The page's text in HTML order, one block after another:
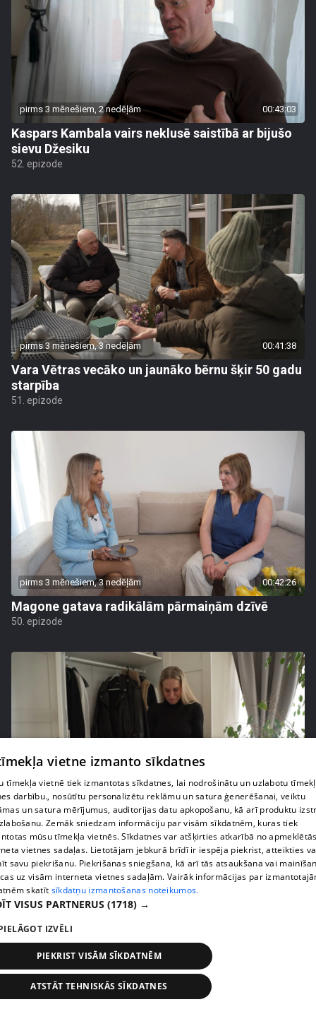
pirms 3 mēnešiem, 2 nedēļām 00:43:03
Kaspars Kambala vairs neklusē saistībā ar bijušo
sievu Džesiku
52. epizode
pirms 3 mēnešiem, 3 nedēļām 00:41:38
Vara Vētras vecāko un jaunāko bērnu šķir 50 gadu
starpība
51. epizode
pirms 3 mēnešiem, 3 nedēļām 00:42:26
Magone gatava radikālām pārmaiņām dzīvē
50. epizode
pirms 3 mēnešiem, 3 nedēļām 00:41:24
Olga Kambala izplūst asarās pēc atklājuma par
vīra "cūcisko" rīcību
49. epizode
vietne izmanto sīkdatnes
tīmekļa vietnē tiek izmantotas sīkdatnes, lai nodrošinātu un uzlabotu
darbību., nosūtītu personalizētu reklāmu un satura ģenerēšanai, veiktu
un satura mērījumus, auditorijas datu apkopošanu, kā arī produktu
Zemāk sniedzam informāciju par visām sīkdatnēm, kuras tiek
mūsu tīmekļa vietnēs. Sīkdatnes var atšķirties atkarībā no
vietnes sadaļas. Lietotājam jebkurā brīdī ir iespēja piekrist, atteikties
savu piekrišanu. Piekrišanas sniegšana, kā arī tās atsaukšana vai
uz visām interneta vietnes sadaļām. Vairāk informācijas par
skatīt sīkdatņu izmantošanas noteikumos.
VISUS PARTNERUS (1718) →
IZVĒLI
PIEKRIST VISĀM SĪKDATNĒM
ATSTĀT TEHNISKĀS SĪKDATNES